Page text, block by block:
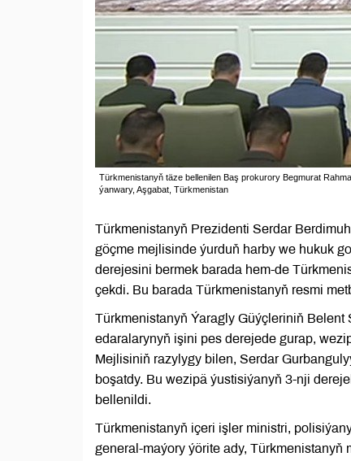
Türkmenistanyň täze bellenilen Baş prokurory Begmurat
ýanwary, Aşgabat, Türkmenistan
Türkmenistanyň Prezidenti Serdar
göçme mejlisinde ýurduň harby we hukuk
derejesini bermek barada hem-de
çekdi. Bu barada Türkmenistanyň resmi
Türkmenistanyň Ýaragly Güýçleriniň
edaralarynyň işini pes derejede gurap,
Mejlisiniň razylygy bilen, Serdar
boşatdy. Bu wezipä ýustisiýanyň 3-nji
bellenildi.
Türkmenistanyň içeri işler ministri,
general-maýory ýörite ady,